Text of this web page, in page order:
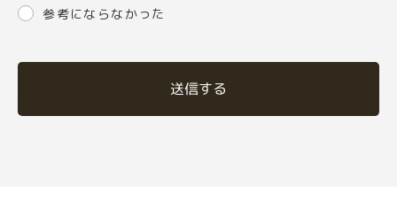
参考にならなかった
送信する